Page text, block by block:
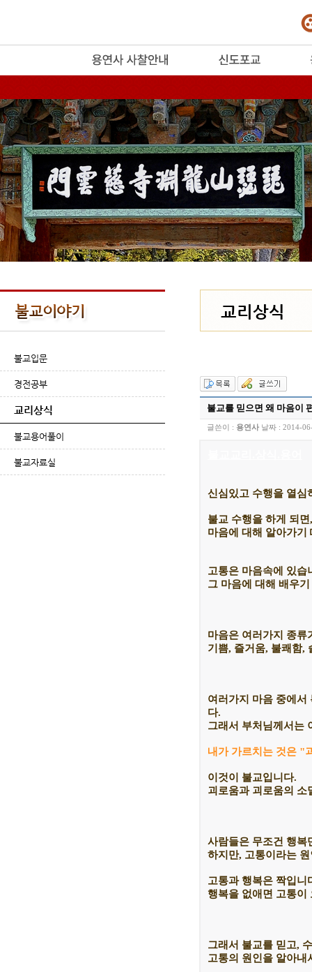
불교입문
경전공부
교리상식
불교용어풀이
불교자료실
교리상식
불교를 믿으면 왜 마음이
글쓴이 : 용연사 날짜 : 2014-
신심있고 수행을 열심
불교 수행을 하게 되
마음에 대해 알아가기
고통은 마음속에 있습
그 마음에 대해 배우
마음은 여러가지 종류
기쁨, 즐거움, 불쾌함,
여러가지 마음 중에서
다.
그래서 부처님께서는
내가 가르치는 것은 "
이것이 불교입니다.
괴로움과 괴로움의 소
사람들은 무조건 행복
하지만, 고통이라는
고통과 행복은 짝입니
행복을 없애면 고통이
그래서 불교를 믿고,
고통의 원인을 알아내